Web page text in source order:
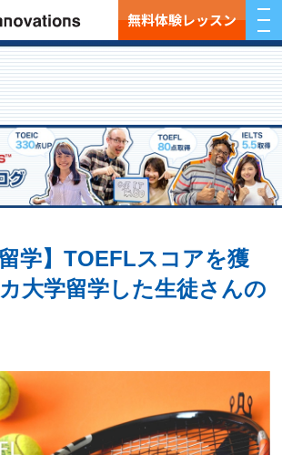
無料体験レッスン
留学】TOEFLスコアを獲
大学留学した生徒さんの